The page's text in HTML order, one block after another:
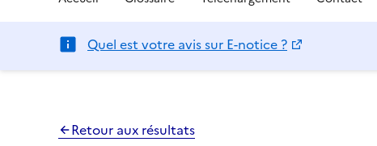
Quel est votre avis sur E-notice ?
Retour aux résultats